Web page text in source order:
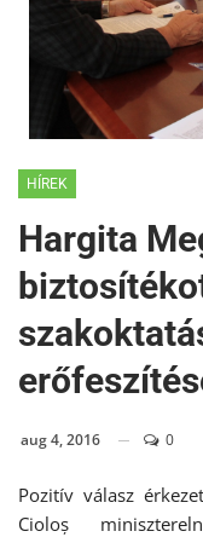
HÍREK
Hargita
aug 4, 2016 0
Pozitív válasz
Cioloș